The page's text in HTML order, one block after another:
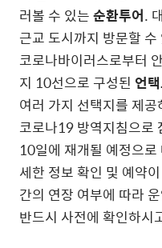
러볼 수 있는순환투어.
근교 도시까지 방문할 수
코로나바이러스로부터
지 10선으로 구성된 언
여러 가지 선택지를 제
코로나19 방역지침으로
10일에 재개될 예정으
세한 정보 확인 및 예약
간의 연장 여부에 따라
반드시 사전에 확인하시